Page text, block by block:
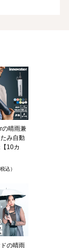
微妙なのしかな
段もリーズナブ
迷わず購入。届
らマジックテー
の晴雨兼
み自動
10カ
込）
の晴雨